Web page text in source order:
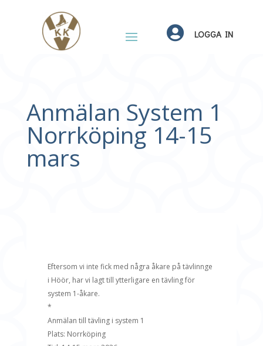
 LOGGA IN
Anmälan System 1
Norrköping 14-15
mars
Eftersom vi inte fick med några åkare på tävlinnge
i Höör, har vi lagt till ytterligare en tävling för
system 1-åkare.
*
Anmälan till tävling i system 1
Plats: Norrköping